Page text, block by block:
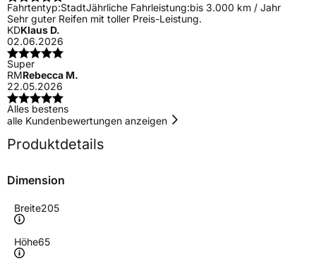
Fahrtentyp:StadtJährliche Fahrleistung:bis 3.000 km / Jahr
Sehr guter Reifen mit toller Preis-Leistung.
KDKlaus D.
02.06.2026
Super
RMRebecca M.
22.05.2026
Alles bestens
alle Kundenbewertungen anzeigen
Produktdetails
Dimension
Breite205
Höhe65